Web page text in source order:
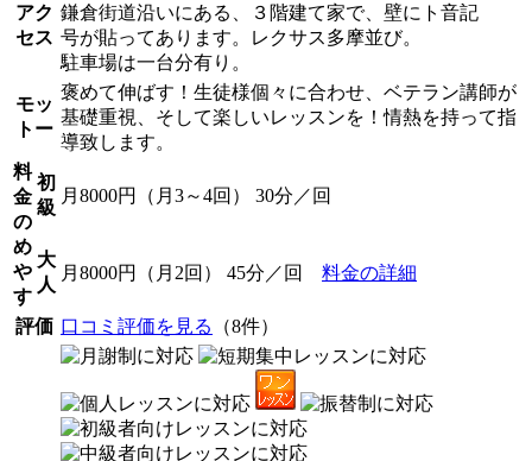
アク
セス
鎌倉街道沿いにある、３階建て家で、壁にト音記
号が貼ってあります。レクサス多摩並び。
駐車場は一台分有り。
モッ
トー
褒めて伸ばす！生徒様個々に合わせ、ベテラン講師が
基礎重視、そして楽しいレッスンを！情熱を持って指
導致します。
料
金
の
め
や
す
初
級
月8000円（月3～4回） 30分／回
大
人
月8000円（月2回） 45分／回 料金の詳細
評価 口コミ評価を見る （8件）